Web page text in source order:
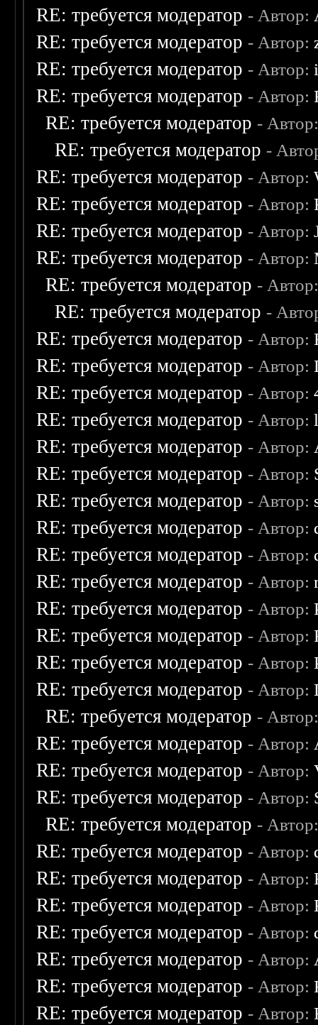
RE: требуется модератор - Автор:
RE: требуется модератор - Автор:
RE: требуется модератор - Автор:
RE: требуется модератор - Автор:
RE: требуется модератор -
RE: требуется модератор -
RE: требуется модератор - Автор:
RE: требуется модератор - Автор:
RE: требуется модератор - Автор:
RE: требуется модератор - Автор:
RE: требуется модератор -
RE: требуется модератор -
RE: требуется модератор - Автор:
RE: требуется модератор - Автор:
RE: требуется модератор - Автор:
RE: требуется модератор - Автор:
RE: требуется модератор - Автор:
RE: требуется модератор - Автор:
RE: требуется модератор - Автор:
RE: требуется модератор - Автор:
RE: требуется модератор - Автор:
RE: требуется модератор - Автор:
RE: требуется модератор - Автор:
RE: требуется модератор - Автор:
RE: требуется модератор - Автор:
RE: требуется модератор - Автор:
RE: требуется модератор -
RE: требуется модератор - Автор:
RE: требуется модератор - Автор:
RE: требуется модератор - Автор:
RE: требуется модератор -
RE: требуется модератор - Автор:
RE: требуется модератор - Автор:
RE: требуется модератор - Автор:
RE: требуется модератор - Автор:
RE: требуется модератор - Автор:
RE: требуется модератор - Автор:
RE: требуется модератор - Автор: